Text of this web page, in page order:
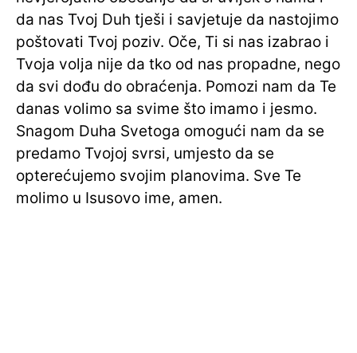
da nas Tvoj Duh tješi i savjetuje da nastojimo
poštovati Tvoj poziv. Oče, Ti si nas izabrao i
Tvoja volja nije da tko od nas propadne, nego
da svi dođu do obraćenja. Pomozi nam da Te
danas volimo sa svime što imamo i jesmo.
Snagom Duha Svetoga omogući nam da se
predamo Tvojoj svrsi, umjesto da se
opterećujemo svojim planovima. Sve Te
molimo u Isusovo ime, amen.